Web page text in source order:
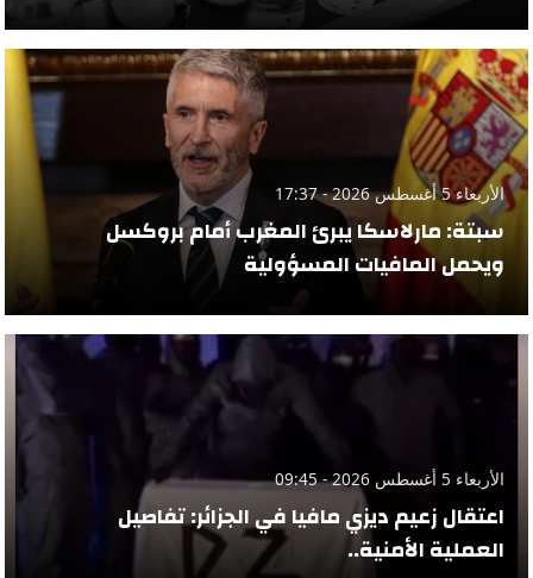
الأربعاء 5 أغسطس 2026 - 17:37
سبتة: مارلاسكا يبرئ المغرب أمام بروكسل
ويحمل المافيات المسؤولية
الأربعاء 5 أغسطس 2026 - 09:45
اعتقال زعيم ديزي مافيا في الجزائر: تفاصيل
العملية الأمنية..